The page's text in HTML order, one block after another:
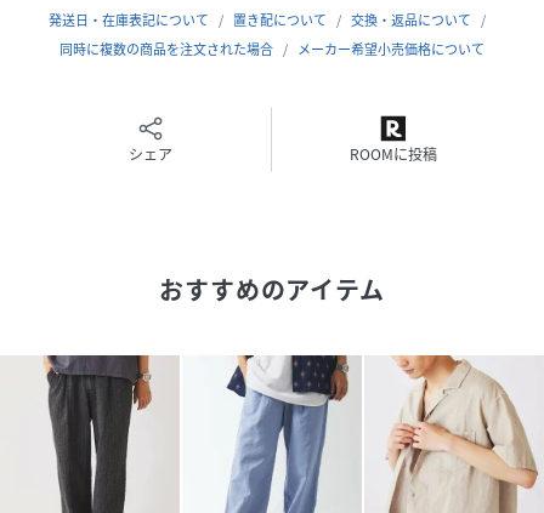
まる、万能なバランス感です。
やヘンプをリネンと称して混入していない商品に、ヨーロッ
パリネン協会が認めた証として、この称号のラベルを使用す
＊＊＊＊＊＊＊＊＊＊＊＊＊＊＊＊＊＊＊＊＊＊
光沢感：なし
生地の厚さ：やや薄手
＊＊＊＊＊＊＊＊＊＊＊＊＊＊＊＊＊＊＊＊＊＊
【スタッフ着用コメント】
《スタッフH》
発送日・在庫表記について 置き配について
交換・返品について
同時に複数の商品を注文された場合
メーカー希望小売価格について
シェア ROOMに投稿
おすすめのアイテム